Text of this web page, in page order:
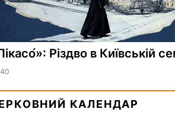
Різдво в Київській
КАЛЕНДАР